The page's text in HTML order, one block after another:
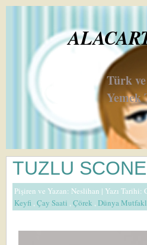
Türk
TUZLU SCONE
Pişiren ve Yazan: Neslihan | Yazı Tarihi:
Keyfi ,Çay Saati ,Çörek ,Dünya